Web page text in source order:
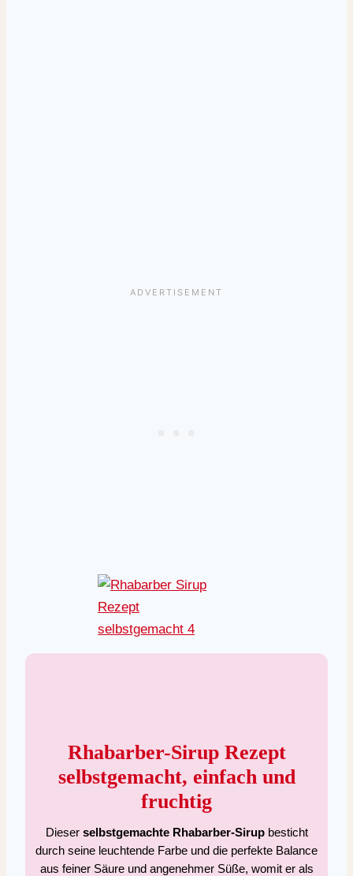
Rhabarber-Sirup Rezept
selbstgemacht, einfach und
fruchtig
Dieser selbstgemachte Rhabarber-Sirupbesticht
durch seine leuchtende Farbe und die perfekte Balance
aus feiner Säure und angenehmer Süße, womit er als